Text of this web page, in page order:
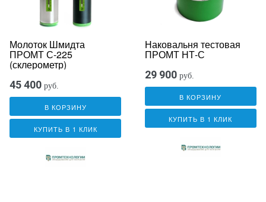
Молоток Шмидта
ПРОМТ С-225
(склерометр)
45 400 руб.
В КОРЗИНУ
КУПИТЬ В 1 КЛИК
Наковальня тестовая
ПРОМТ НТ-С
29 900 руб.
В КОРЗИНУ
КУПИТЬ В 1 КЛИК